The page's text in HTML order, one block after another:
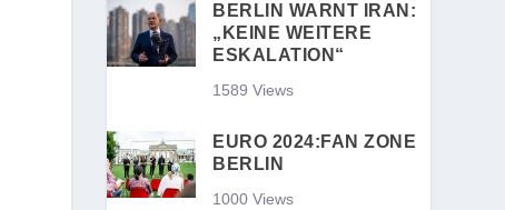
BERLIN WARNT IRAN:
„KEINE WEITERE
ESKALATION“
1589 Views
EURO 2024:FAN ZONE
BERLIN
1000 Views